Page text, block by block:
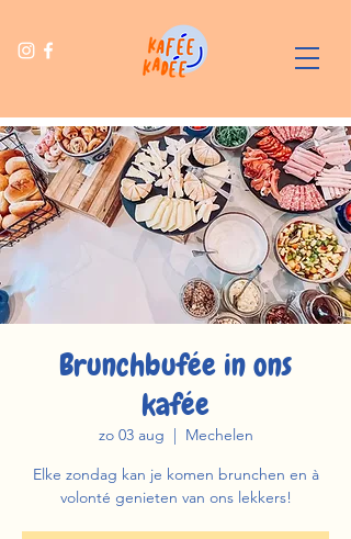
Brunchbufée in ons
kafée
zo 03 aug
  |
Mechelen
Elke zondag kan je komen brunchen en à
volonté genieten van ons lekkers!